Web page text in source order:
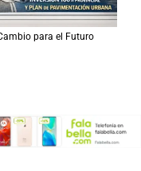
para el Futuro